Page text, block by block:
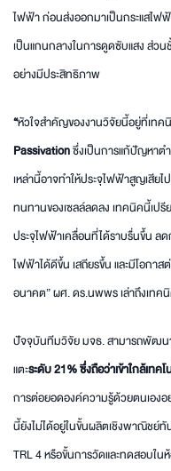
ไฟฟ้า ก่อนส่งออกมาเป็นกระแสไฟ
เป็นแกนกลางในการดูดซับแสง ส่ว
อย่างมีประสิทธิภาพ
“หัวใจสำคัญของงานวิจัยนี้อยู่ที่เทค
Passivationซึ่งเป็นการแก้ปัญหาต
เหล่านี้อาจทำให้ประจุไฟฟ้าสูญเสีย
ทนทานของเซลล์ลดลง เทคนิคนี้เปรี
ประจุไฟฟ้าเคลื่อนที่ได้ราบรื่นขึ้น ล
ไฟฟ้าได้ดีขึ้น เสถียรขึ้น และมีโอกา
อนาคต” ผศ. ดร.นพพร เล่าถึงเทค
ปัจจุบันทีมวิจัย มจธ. สามารถพัฒน
แตะระดับ21% ซึ่งถือว่าเข้าใกล้เทค
การต่อยอดองค์ความรู้ด้วยตนเอง
นี้ยังไม่ได้อยู่ในขั้นผลิตเชิงพาณิชย์
TRL 4 หรือขั้นการวัดและทดสอบ